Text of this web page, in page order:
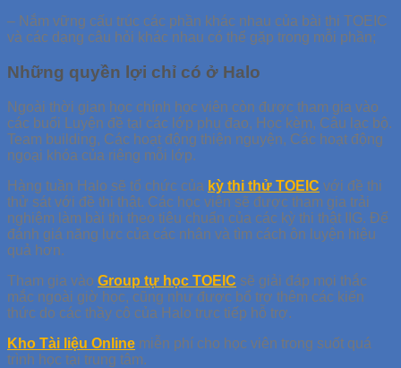
– Nắm vững cấu trúc các phần khác nhau của bài thi TOEIC
và các dạng câu hỏi khác nhau có thể gặp trong mỗi phần;
Những quyền lợi chỉ có ở Halo
Ngoài thời gian học chính học viên còn được tham gia vào
các buổi Luyện đề tại các lớp phụ đạo, Học kèm, Câu lạc bộ.
Team building, Các hoạt động thiện nguyện, Các hoạt động
ngoại khóa của riêng mỗi lớp.
Hàng tuần Halo sẽ tổ chức của kỳ thi thử TOEIC với đề thi
thử sát với đề thi thật. Các học viên sẽ được tham gia trải
nghiệm làm bài thi theo tiêu chuẩn của các kỳ thi thật IIG. Để
đánh giá năng lực của các nhân và tìm cách ôn luyện hiệu
quả hơn.
Tham gia vào Group tự học TOEIC sẽ giải đáp mọi thắc
mắc ngoài giờ học, cũng như được bổ trợ thêm các kiến
thức do các thầy cô của Halo trực tiếp hỗ trợ.
Kho Tài liệu Online miễn phí cho học viên trong suốt quá
trình học tại trung tâm.